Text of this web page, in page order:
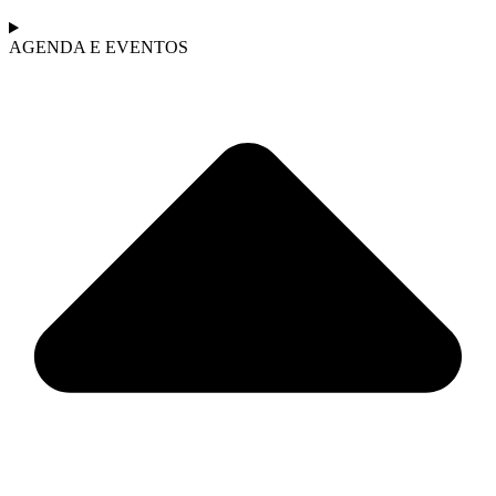
AGENDA E EVENTOS